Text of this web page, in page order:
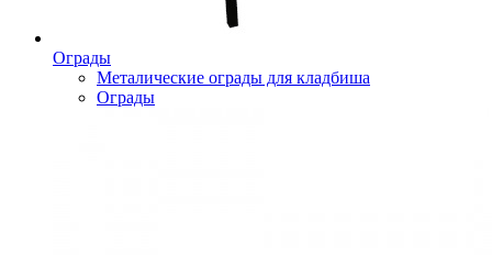
Ограды
Металические ограды для кладбиша
Ограды